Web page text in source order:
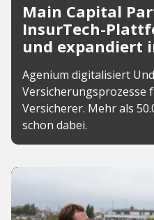
Main Capital
InsurTech-
und expandiert
Agenium digitalisiert
Versicherungsprozesse
Versicherer. Mehr als
schon dabei.